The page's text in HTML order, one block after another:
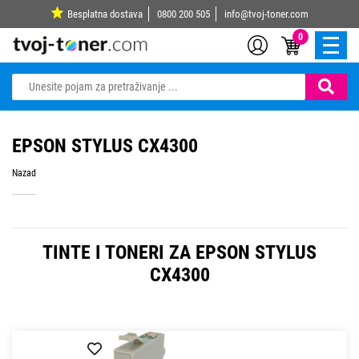
Besplatna dostava 0800 200 505 info@tvoj-toner.com
0
EPSON STYLUS CX4300
Nazad
TINTE I TONERI ZA EPSON STYLUS
CX4300